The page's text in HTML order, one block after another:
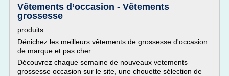
Vêtements d’occasion - Vêtements
grossesse
produits
Dénichez les meilleurs vêtements de grossesse d'occasion
de marque et pas cher
Découvrez chaque semaine de nouveaux vetements
grossesse occasion sur le site, une chouette sélection de